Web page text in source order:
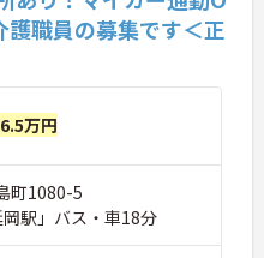
職員の募集です＜正
万円
町1080-5
駅」バス・車18分